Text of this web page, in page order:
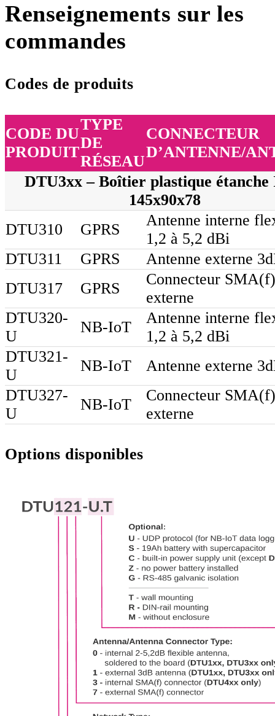
Renseignements sur les
commandes
Codes de produits
CODE DU
PRODUIT
TYPE
DE
RÉSEAU
CONNECTEUR
D’ANTENNE/
DTU3xx – Boîtier plastique étanche
145x90x78
DTU310
GPRS
Antenne interne
1,2 à 5,2 dBi
DTU311
GPRS
Antenne externe
DTU317
GPRS
Connecteur SMA(f)
externe
DTU320-
U
NB-IoT
Antenne interne
1,2 à 5,2 dBi
DTU321-
U
NB-IoT
Antenne externe
DTU327-
U
NB-IoT
Connecteur SMA(f)
externe
Options disponibles